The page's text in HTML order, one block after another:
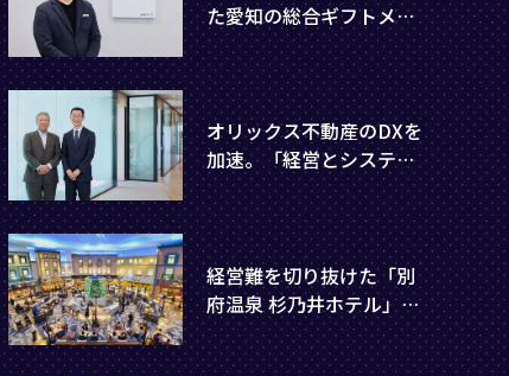
た愛知の総合ギフトメー
カー・オリジナルあい。
「驚きをデザインする」
企画力に迫る
オリックス不動産のDXを
加速。「経営とシステム
の一体化」を実現する東
京コンサルティングのオ
ーダーメイド型支援とは
経営難を切り抜けた「別
府温泉 杉乃井ホテル」の
成功に見る、オリックス
流ホテル運営術